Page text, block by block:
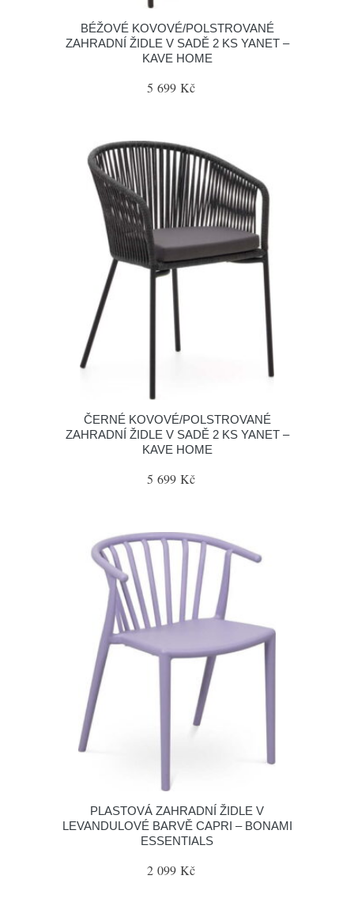
BÉŽOVÉ KOVOVÉ/POLSTROVANÉ
ZAHRADNÍ ŽIDLE V SADĚ 2 KS YANET –
KAVE HOME
5 699 Kč
ČERNÉ KOVOVÉ/POLSTROVANÉ
ZAHRADNÍ ŽIDLE V SADĚ 2 KS YANET –
KAVE HOME
5 699 Kč
PLASTOVÁ ZAHRADNÍ ŽIDLE V
LEVANDULOVÉ BARVĚ CAPRI – BONAMI
ESSENTIALS
2 099 Kč